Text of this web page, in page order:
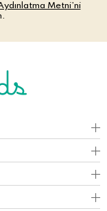
Metni’ni